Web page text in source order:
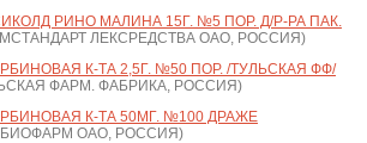
РИНО МАЛИНА 15Г. №5 ПОР. Д/Р-РА ПАК.
ЛЕКСРЕДСТВА ОАО, РОССИЯ)
К-ТА 2,5Г. №50 ПОР. /ТУЛЬСКАЯ ФФ/
ФАРМ. ФАБРИКА, РОССИЯ)
К-ТА 50МГ. №100 ДРАЖЕ
ОАО, РОССИЯ)